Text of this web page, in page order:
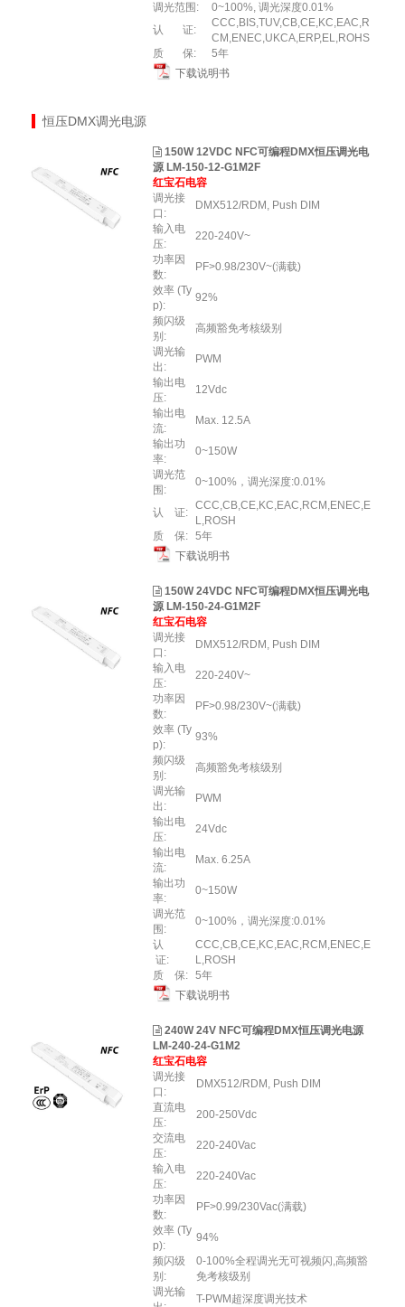
调光范围:
0~100%, 调光深度0.01%
认 证:
CCC,BIS,TUV,CB,CE,KC,EAC,R
CM,ENEC,UKCA,ERP,EL,ROHS
质 保:
5年
下载说明书
恒压DMX调光电源
150W 12VDC NFC可编程DMX恒压调光电
源 LM-150-12-G1M2F
红宝石电容
调光接
口:
DMX512/RDM, Push DIM
输入电
压:
220-240V~
功率因
数:
PF>0.98/230V~(满载)
效率 (Ty
p):
92%
频闪级
别:
高频豁免考核级别
调光输
出:
PWM
输出电
压:
12Vdc
输出电
流:
Max. 12.5A
输出功
率:
0~150W
调光范
围:
0~100%，调光深度:0.01%
认 证:
CCC,CB,CE,KC,EAC,RCM,ENEC,E
L,ROSH
质 保: 5年
下载说明书
150W 24VDC NFC可编程DMX恒压调光电
源 LM-150-24-G1M2F
红宝石电容
调光接
口:
DMX512/RDM, Push DIM
输入电
压:
220-240V~
功率因
数:
PF>0.98/230V~(满载)
效率 (Ty
p):
93%
频闪级
别:
高频豁免考核级别
调光输
出:
PWM
输出电
压:
24Vdc
输出电
流:
Max. 6.25A
输出功
率:
0~150W
调光范
围:
0~100%，调光深度:0.01%
认
证:
CCC,CB,CE,KC,EAC,RCM,ENEC,E
L,ROSH
质 保: 5年
下载说明书
240W 24V NFC可编程DMX恒压调光电源
LM-240-24-G1M2
红宝石电容
调光接
口:
DMX512/RDM, Push DIM
直流电
压:
200-250Vdc
交流电
压:
220-240Vac
输入电
压:
220-240Vac
功率因
数:
PF>0.99/230Vac(满载)
效率 (Ty
p):
94%
频闪级
别:
0-100%全程调光无可视频闪,高频豁
免考核级别
调光输
T-PWM超深度调光技术